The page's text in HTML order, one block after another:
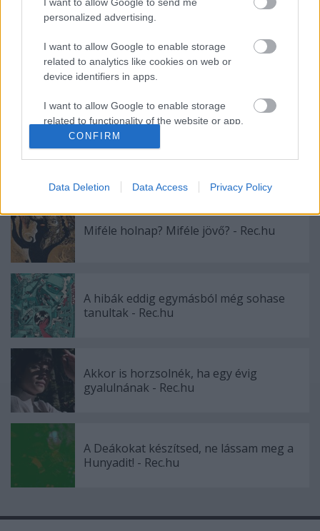
I want to allow Google to send me
personalized advertising.
I want to allow Google to enable storage
related to analytics like cookies on web or
device identifiers in apps.
I want to allow Google to enable storage
related to functionality of the website or app.
I want to allow Google to enable storage
I want to allow Google to enable storage
functionality and fraud prevention, and other
user protection.
CONFIRM
Data Deletion Data Access Privacy Policy
Ajánlott bejegyzések:
Macskák, fiúk, nők, űrlények: legyen kit
ölelnem, csak ez a lényeg - Rec.hu
Miféle holnap? Miféle jövő? - Rec.hu
A hibák eddig egymásból még sohase
tanultak - Rec.hu
Akkor is horzsolnék, ha egy évig
gyalulnának - Rec.hu
A Deákokat készítsed, ne lássam meg a
Hunyadit! - Rec.hu